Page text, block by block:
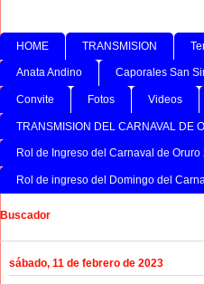
HOME TRANSMISION
Anata Andino Caporales San
Convite Fotos Videos
TRANSMISION DEL CARNAVAL DE
Rol de Ingreso del Carnaval de Oruro
Rol de ingreso del Domingo del
Buscador
sábado, 11 de febrero de 2023